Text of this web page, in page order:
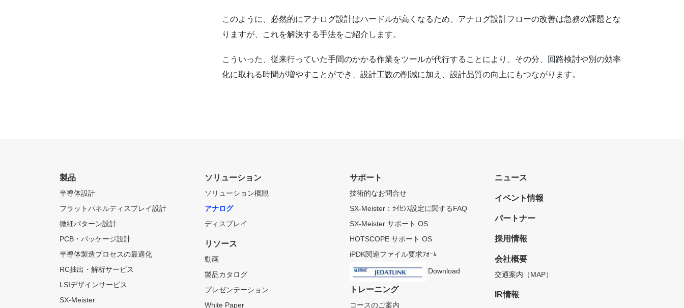
このように、必然的にアナログ設計はハードルが高くなるため、アナログ設計フローの改善は急務の課題とな
りますが、これを解決する手法をご紹介します。
こういった、従来行っていた手間のかかる作業をツールが代行することにより、その分、回路検討や別の効率
化に取れる時間が増やすことができ、設計工数の削減に加え、設計品質の向上にもつながります。
製品
半導体設計
フラットパネルディスプレイ設計
微細パターン設計
PCB・パッケージ設計
半導体製造プロセスの最適化
RC抽出・解析サービス
LSIデザインサービス
SX-Meister
ソリューション
ソリューション概観
アナログ
ディスプレイ
リソース
動画
製品カタログ
プレゼンテーション
White Paper
サポート
技術的なお問合せ
SX-Meister：ﾗｲｾﾝｽ設定に関するFAQ
SX-Meister サポート OS
HOTSCOPE サポート OS
iPDK関連ファイル要求ﾌｫｰﾑ
Download
トレーニング
コースのご案内
ニュース
イベント情報
パートナー
採用情報
会社概要
交通案内（MAP）
IR情報